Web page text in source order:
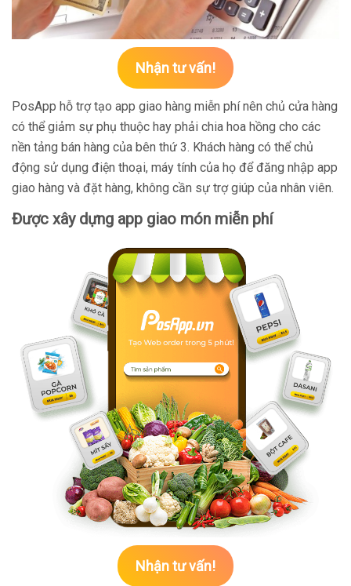
Nhận tư vấn!
PosApp hỗ trợ tạo app giao hàng miễn phí nên chủ cửa hàng
có thể giảm sự phụ thuộc hay phải chia hoa hồng cho các
nền tảng bán hàng của bên thứ 3. Khách hàng có thể chủ
động sử dụng điện thoại, máy tính của họ để đăng nhập app
giao hàng và đặt hàng, không cần sự trợ giúp của nhân viên.
Được xây dựng app giao món miễn phí
Nhận tư vấn!